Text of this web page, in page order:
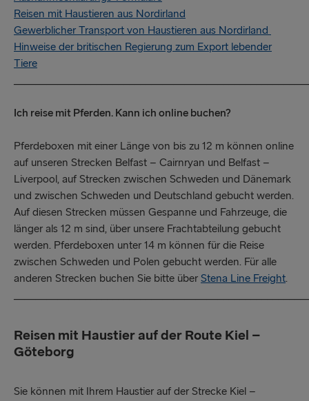
Reisen mit Haustieren aus Nordirland
Gewerblicher Transport von Haustieren aus Nordirland
Hinweise der britischen Regierung zum Export lebender
Tiere
Ich reise mit Pferden. Kann ich online buchen?
Pferdeboxen mit einer Länge von bis zu 12 m können online
auf unseren Strecken Belfast – Cairnryan und Belfast –
Liverpool, auf Strecken zwischen Schweden und Dänemark
und zwischen Schweden und Deutschland gebucht werden.
Auf diesen Strecken müssen Gespanne und Fahrzeuge, die
länger als 12 m sind, über unsere Frachtabteilung gebucht
werden. Pferdeboxen unter 14 m können für die Reise
zwischen Schweden und Polen gebucht werden. Für alle
anderen Strecken buchen Sie bitte über Stena Line Freight.
Reisen mit Haustier auf der Route Kiel –
Göteborg
Sie können mit Ihrem Haustier auf der Strecke Kiel –